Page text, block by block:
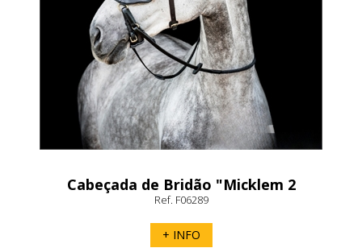
Cabeçada de Bridão "Micklem 2
Multibridle" Horseware
Ref. F06289
+ INFO